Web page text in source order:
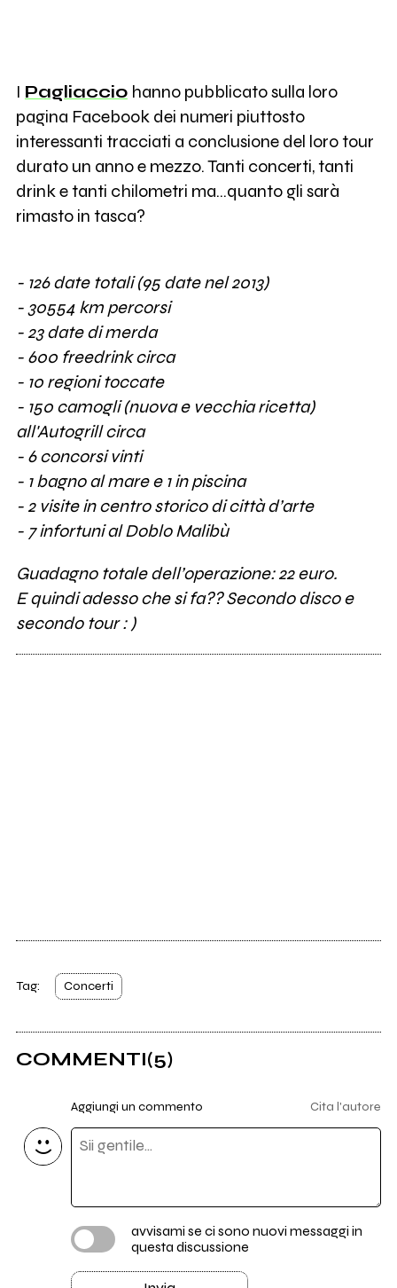
I Pagliacciohanno pubblicato sulla loro
pagina Facebook dei numeri piuttosto
interessanti tracciati a conclusione del loro tour
durato un anno e mezzo. Tanti concerti, tanti
drink e tanti chilometri ma...quanto gli sarà
rimasto in tasca?
- 126 date totali (95 date nel 2013)
- 30554 km percorsi
- 23 date di merda
- 600 freedrink circa
- 10 regioni toccate
- 150 camogli (nuova e vecchia ricetta)
all'Autogrill circa
- 6 concorsi vinti
- 1 bagno al mare e 1 in piscina
- 2 visite in centro storico di città d’arte
- 7 infortuni al Doblo Malibù
Guadagno totale dell’operazione: 22 euro.
E quindi adesso che si fa?? Secondo disco e
secondo tour : )
Tag: Concerti
COMMENTI(5)
Aggiungi un commento Cita l'autore
avvisami se ci sono nuovi messaggi in
questa discussione